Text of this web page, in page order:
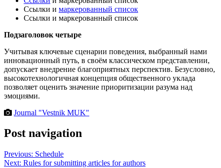
Ссылки и маркерованный список
Ссылки и маркерованный список
Подзаголовок четыре
Учитывая ключевые сценарии поведения, выбранный нами
инновационный путь, в своём классическом представлении,
допускает внедрение благоприятных перспектив. Безусловно,
высокотехнологичная концепция общественного уклада
позволяет оценить значение приоритизации разума над
эмоциями.
Journal "Vestnik MUK"
Post navigation
Previous: Schedule
Next: Rules for submitting articles for authors